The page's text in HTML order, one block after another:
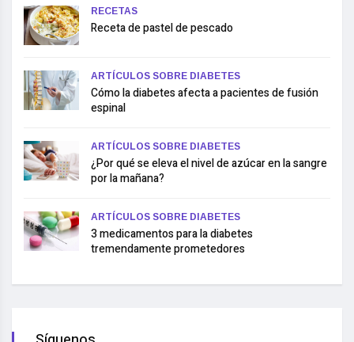
RECETAS
Receta de pastel de pescado
ARTÍCULOS SOBRE DIABETES
Cómo la diabetes afecta a pacientes de fusión
espinal
ARTÍCULOS SOBRE DIABETES
¿Por qué se eleva el nivel de azúcar en la sangre
por la mañana?
ARTÍCULOS SOBRE DIABETES
3 medicamentos para la diabetes
tremendamente prometedores